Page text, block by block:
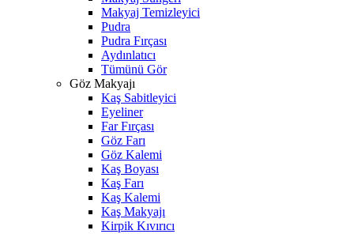
Makyaj Temizleyici
Pudra
Pudra Fırçası
Aydınlatıcı
Tümünü Gör
Göz Makyajı
Kaş Sabitleyici
Eyeliner
Far Fırçası
Göz Farı
Göz Kalemi
Kaş Boyası
Kaş Farı
Kaş Kalemi
Kaş Makyajı
Kirpik Kıvırıcı